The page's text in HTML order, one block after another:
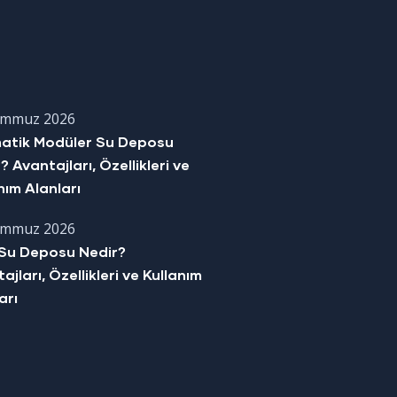
2026
Modüler Su Deposu
Avantajları, Özellikleri ve
Alanları
2026
Deposu Nedir?
Özellikleri ve Kullanım